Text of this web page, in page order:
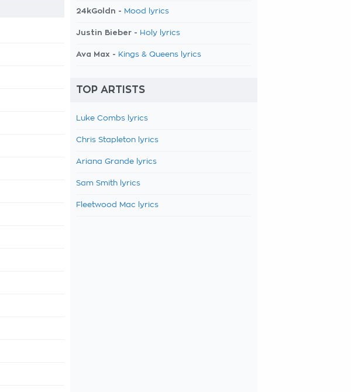
24kGoldn - Mood lyrics
Justin Bieber - Holy lyrics
Ava Max - Kings & Queens lyrics
TOP ARTISTS
Luke Combs lyrics
Chris Stapleton lyrics
Ariana Grande lyrics
Sam Smith lyrics
Fleetwood Mac lyrics